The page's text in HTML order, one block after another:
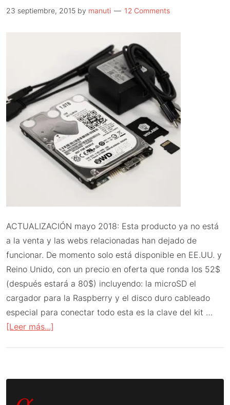
23 septiembre, 2015 by manuti 12 Comments
ACTUALIZACIÓN mayo 2018: Esta producto ya no está
a la venta y las webs relacionadas han dejado de
funcionar. De momento solo está disponible en EE.UU. y
Reino Unido, con un precio en oferta que ronda los 52$
(después estará a 80$) incluyendo: la microSD el
cargador para la Raspberry y el disco duro cableado
especial para conectar todo esta es la clave del kit …
[Leer más...]
Barra